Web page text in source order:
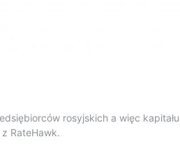
rosyjskich a więc
RateHawk.